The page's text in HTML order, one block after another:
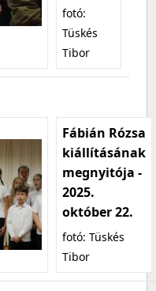
fotó:
Tüskés
Tibor
Fábián Rózsa
kiállításának
megnyitója -
2025.
október 22.
fotó: Tüskés
Tibor